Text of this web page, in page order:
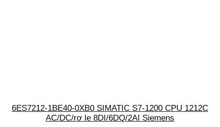
6ES7212-1BE40-0XB0 SIMATIC S7-1200 CPU 1212C
AC/DC/rơ le 8DI/6DQ/2AI Siemens